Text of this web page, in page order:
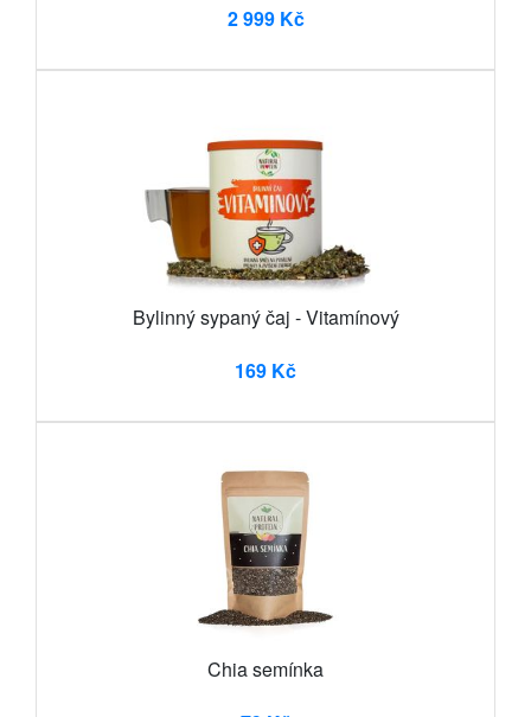
2 999 Kč
Bylinný sypaný čaj - Vitamínový
169 Kč
Chia semínka